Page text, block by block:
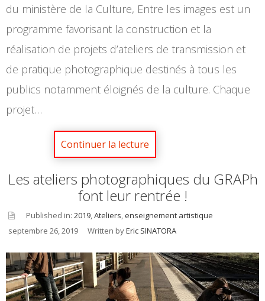
du ministère de la Culture, Entre les images est un
programme favorisant la construction et la
réalisation de projets d’ateliers de transmission et
de pratique photographique destinés à tous les
publics notamment éloignés de la culture. Chaque
projet…
Les ateliers photographiques du GRAPh
font leur rentrée !
asid
Published in: 2019,Ateliers,enseignement artistique
septembre 26, 2019
Written byEric SINATORA